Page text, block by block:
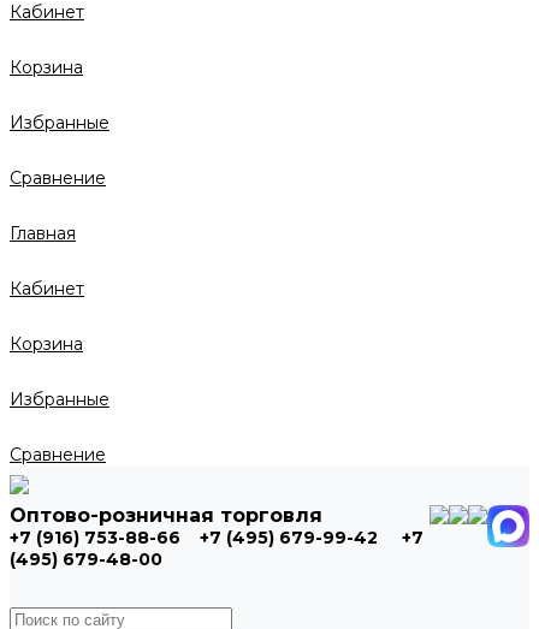
Кабинет
Корзина
Избранные
Сравнение
Главная
Кабинет
Корзина
Избранные
Сравнение
Оптово-розничная торговля
+7 (916) 753-88-66 +7 (495) 679-99-42
+7
(495) 679-48-00